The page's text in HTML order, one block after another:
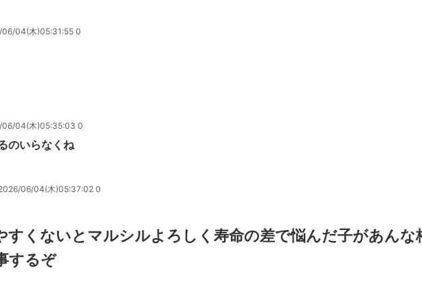
06/04(木)05:31:55 0
06/04(木)05:35:03 0
のいらなくね
06/04(木)05:37:02 0
すくないとマルシルよろしく寿命の差で悩んだ子があんな
するぞ